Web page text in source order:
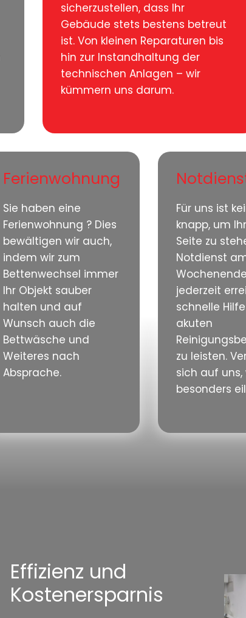
sicherzustellen, dass Ihr
Gebäude stets bestens betreut
ist. Von kleinen Reparaturen bis
hin zur Instandhaltung der
technischen Anlagen – wir
kümmern uns darum.
Ferienwohnung
Sie haben eine
Ferienwohnung ? Dies
bewältigen wir auch,
indem wir zum
Bettenwechsel immer
Ihr Objekt sauber
halten und auf
Wunsch auch die
Bettwäsche und
Weiteres nach
Absprache.
Für uns ist
knapp, um
Seite zu
Notdienst
jederzeit
schnelle
akuten
zu leisten.
sich auf uns,
besonders
Effizienz und
Kostenersparnis